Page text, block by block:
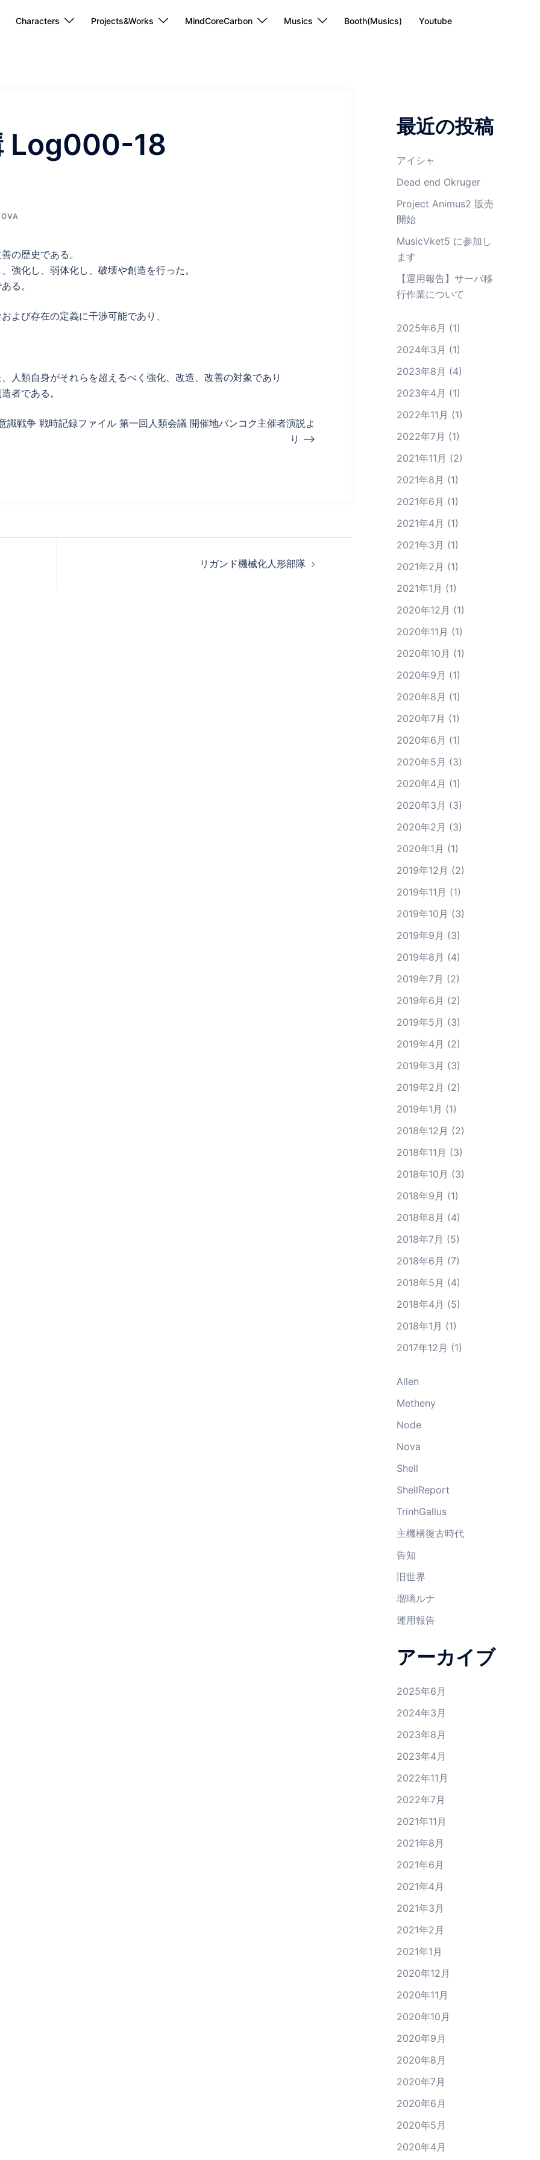
Characters Projects&Works MindCoreCarbon Musics Booth(Musics) Youtube
Log000-18
の歴史である。
強化し、弱体化し、破壊や創造を行った。
る。
よび存在の定義に干渉可能であり、
人類自身がそれらを超えるべく強化、改造、改善の対象であり
者である。
戦争 戦時記録ファイル 第一回人類会議 開催地バンコク主催者演説よ
り –>
リガンド機械化人形部隊
最近の投稿
アイシャ
Dead end Okruger
Project Animus2 販売
開始
MusicVket5 に参加し
ます
【運用報告】サーバ移
行作業について
2025年6月 (1)
2024年3月 (1)
2023年8月 (4)
2023年4月 (1)
2022年11月 (1)
2022年7月 (1)
2021年11月 (2)
2021年8月 (1)
2021年6月 (1)
2021年4月 (1)
2021年3月 (1)
2021年2月 (1)
2021年1月 (1)
2020年12月 (1)
2020年11月 (1)
2020年10月 (1)
2020年9月 (1)
2020年8月 (1)
2020年7月 (1)
2020年6月 (1)
2020年5月 (3)
2020年4月 (1)
2020年3月 (3)
2020年2月 (3)
2020年1月 (1)
2019年12月 (2)
2019年11月 (1)
2019年10月 (3)
2019年9月 (3)
2019年8月 (4)
2019年7月 (2)
2019年6月 (2)
2019年5月 (3)
2019年4月 (2)
2019年3月 (3)
2019年2月 (2)
2019年1月 (1)
2018年12月 (2)
2018年11月 (3)
2018年10月 (3)
2018年9月 (1)
2018年8月 (4)
2018年7月 (5)
2018年6月 (7)
2018年5月 (4)
2018年4月 (5)
2018年1月 (1)
2017年12月 (1)
Allen
Metheny
Node
Nova
Shell
ShellReport
TrinhGallus
主機構復古時代
告知
旧世界
瑠璃ルナ
運用報告
アーカイブ
2025年6月
2024年3月
2023年8月
2023年4月
2022年11月
2022年7月
2021年11月
2021年8月
2021年6月
2021年4月
2021年3月
2021年2月
2021年1月
2020年12月
2020年11月
2020年10月
2020年9月
2020年8月
2020年7月
2020年6月
2020年5月
2020年4月